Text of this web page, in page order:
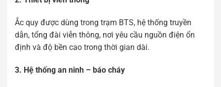
Ắc quy được dùng trong trạm BTS, hệ thống truyền
dẫn, tổng đài viễn thông, nơi yêu cầu nguồn điện ổn
định và độ bền cao trong thời gian dài.
3. Hệ thống an ninh – báo cháy